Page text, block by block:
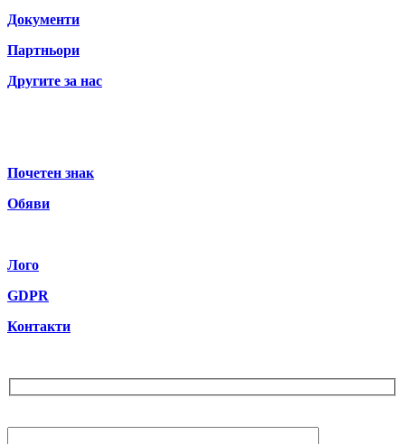
Документи
Партньори
Другите за нас
Почетен знак
Обяви
Лого
GDPR
Контакти